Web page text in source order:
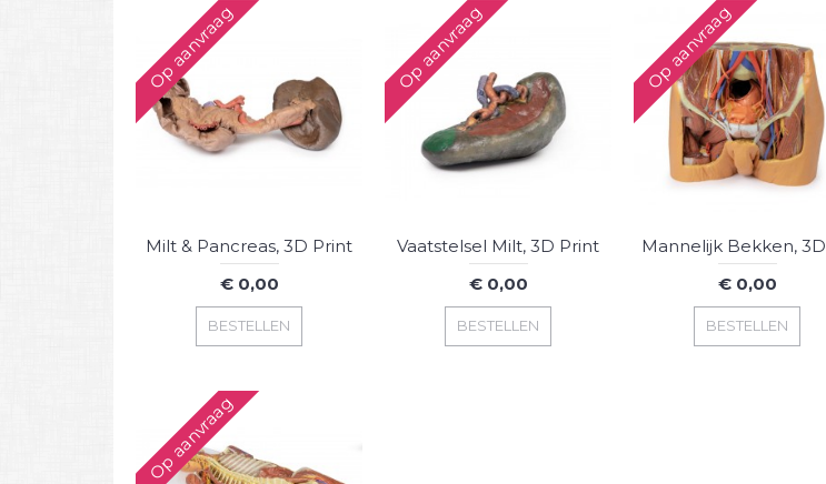
Op aanvraag
Milt & Pancreas, 3D Print
€ 0,00
BESTELLEN
Op aanvraag
Vaatstelsel Milt, 3D Print
€ 0,00
BESTELLEN
Op aanvraag
€ 0,00
BESTELLEN
Op aanvraag